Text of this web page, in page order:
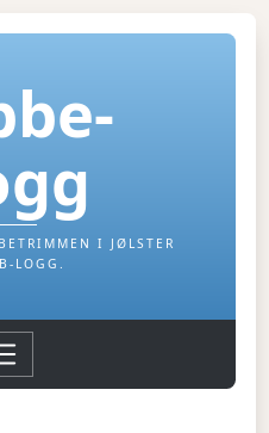
I JØLSTER
LOGG.